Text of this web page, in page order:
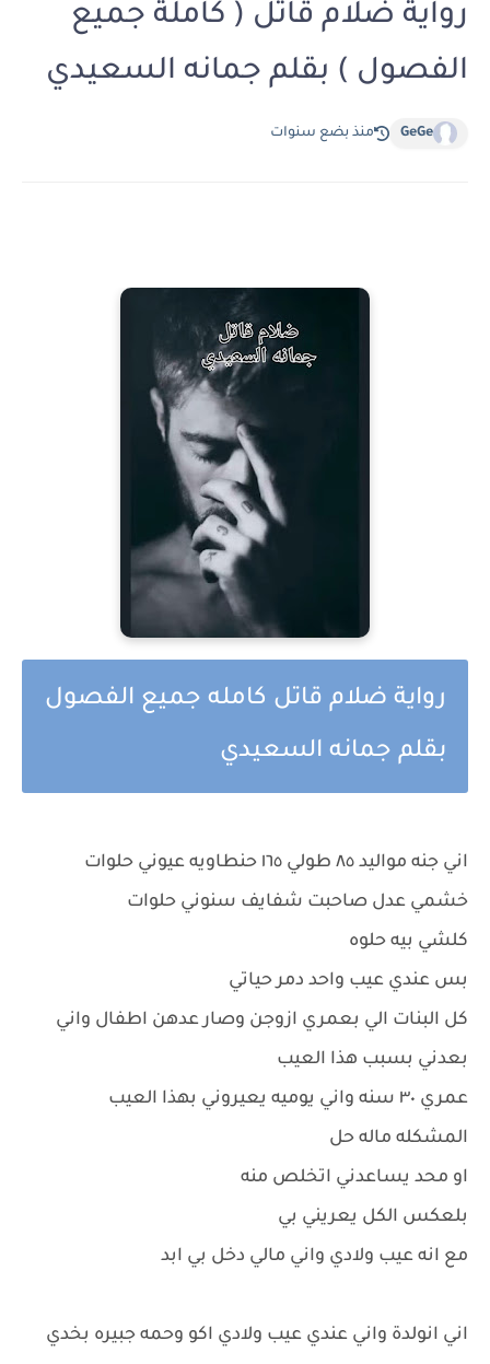
رواية ضلام قاتل ( كاملة جميع
الفصول ) بقلم جمانه السعيدي
GeGe منذ بضع سنوات
رواية ضلام قاتل كامله جميع الفصول
بقلم جمانه السعيدي
اني جنه مواليد ٨٥ طولي ١٦٥ حنطاويه عيوني حلوات
خشمي عدل صاحبت شفايف سنوني حلوات
كلشي بيه حلوه
بس عندي عيب واحد دمر حياتي
كل البنات الي بعمري ازوجن وصار عدهن اطفال واني
بعدني بسبب هذا العيب
عمري ٣٠ سنه واني يوميه يعيروني بهذا العيب
المشكله ماله حل
او محد يساعدني اتخلص منه
بلعكس الكل يعريني بي
مع انه عيب ولادي واني مالي دخل بي ابد
اني انولدة واني عندي عيب ولادي اكو وحمه جبيره بخدي